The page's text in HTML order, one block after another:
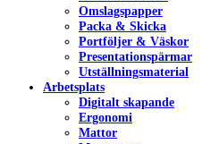
Omslagspapper
Packa & Skicka
Portföljer & Väskor
Presentationspärmar
Utställningsmaterial
Arbetsplats
Digitalt skapande
Ergonomi
Mattor